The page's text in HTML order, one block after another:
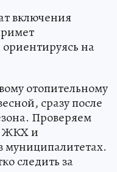
включения
на
отопительному
сразу после
Проверяем
ЖКХ и
муниципалитетах.
следить за